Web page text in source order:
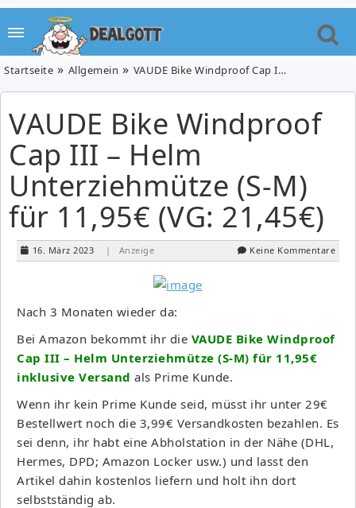
Startseite Allgemein VAUDE Bike Windproof Cap III – Helm Unterziehmütze (S-M) für 11,95€ (VG: 21,45€)
VAUDE Bike Windproof
Cap III – Helm
Unterziehmütze (S-M)
für 11,95€ (VG: 21,45€)
16. März 2023 | Anzeige Keine Kommentare
Nach 3 Monaten wieder da:
Bei Amazon bekommt ihr die VAUDE Bike Windproof
Cap III – Helm Unterziehmütze (S-M) für 11,95€
inklusive Versand als Prime Kunde.
Wenn ihr kein Prime Kunde seid, müsst ihr unter 29€
Bestellwert noch die 3,99€ Versandkosten bezahlen. Es
sei denn, ihr habt eine Abholstation in der Nähe (DHL,
Hermes, DPD; Amazon Locker usw.) und lasst den
Artikel dahin kostenlos liefern und holt ihn dort
selbstständig ab.